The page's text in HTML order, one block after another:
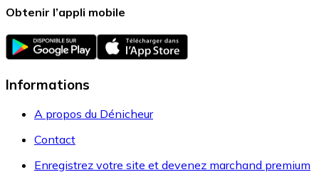
Obtenir l’appli mobile
Informations
A propos du Dénicheur
Contact
Enregistrez votre site et devenez marchand premium